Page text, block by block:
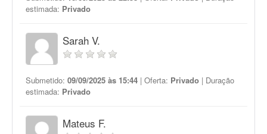
estimada: Privado
Sarah V.
Submetido: 09/09/2025 às 15:44 | Oferta: Privado | Duração
estimada: Privado
Mateus F.